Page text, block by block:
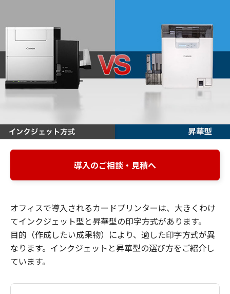
導入のご相談・見積へ
オフィスで導入されるカードプリンターは、大きくわけ
てインクジェット型と昇華型の印字方式があります。
目的（作成したい成果物）により、適した印字方式が異
なります。インクジェットと昇華型の選び方をご紹介し
ています。